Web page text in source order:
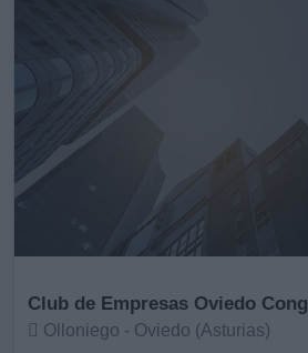
Club de Empresas Oviedo
Olloniego - Oviedo (Asturias)